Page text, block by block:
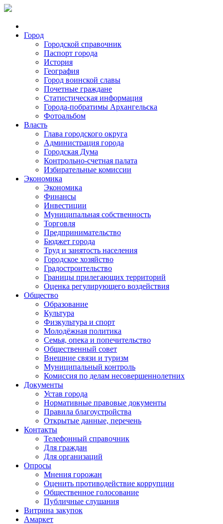
Город
Городской справочник
Паспорт города
История
География
Город воинской славы
Почетные граждане
Статистическая информация
Города-побратимы Архангельска
Фотоальбом
Власть
Глава городского округа
Администрация города
Городская Дума
Контрольно-счетная палата
Избирательные комиссии
Экономика
Экономика
Финансы
Инвестиции
Муниципальная собственность
Торговля
Предпринимательство
Бюджет города
Труд и занятость населения
Городское хозяйство
Градостроительство
Границы прилегающих территорий
Оценка регулирующего воздействия
Общество
Образование
Культура
Физкультура и спорт
Молодёжная политика
Семья, опека и попечительство
Общественный совет
Внешние связи и туризм
Муниципальный контроль
Комиссия по делам несовершеннолетних
Документы
Устав города
Нормативные правовые документы
Правила благоустройства
Открытые данные, перечень
Контакты
Телефонный справочник
Для граждан
Для организаций
Опросы
Мнения горожан
Оценить противодействие коррупции
Общественное голосование
Публичные слушания
Витрина закупок
Амаркет